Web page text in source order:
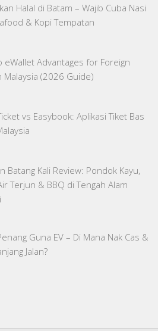
Halal di Batam – Wajib Cuba Nasi
& Kopi Tempatan
eWallet Advantages for Foreign
Malaysia (2026 Guide)
vs Easybook: Aplikasi Tiket Bas
Batang Kali Review: Pondok Kayu,
Terjun & BBQ di Tengah Alam
Guna EV – Di Mana Nak Cas &
Jalan?